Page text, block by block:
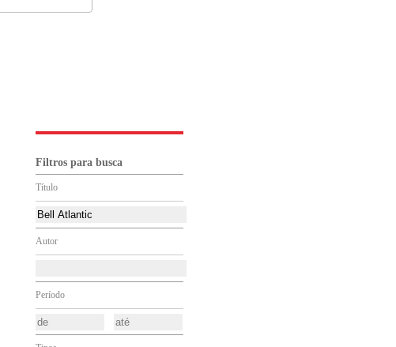
Filtros para busca
Título
Autor
Período